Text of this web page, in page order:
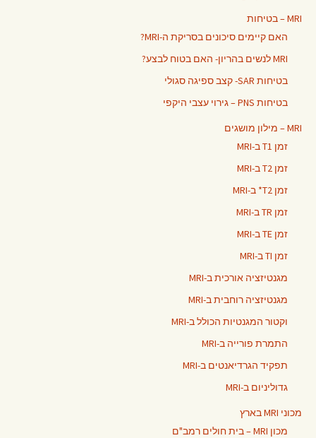
MRI – בטיחות
האם קיימים סיכונים בסריקת ה-MRI?
MRI לנשים בהריון- האם בטוח לבצע?
בטיחות SAR- קצב ספיגה סגולי
בטיחות PNS – גירוי עצבי היקפי
MRI – מילון מושגים
זמן T1 ב-MRI
זמן T2 ב-MRI
זמן T2* ב-MRI
זמן TR ב-MRI
זמן TE ב-MRI
זמן TI ב-MRI
מגנטיזציה אורכית ב-MRI
מגנטיזציה רוחבית ב-MRI
וקטור המגנטיות הכולל ב-MRI
התמרת פורייה ב-MRI
תפקיד הגרדיאנטים ב-MRI
גדוליניום ב-MRI
מכוני MRI בארץ
מכון MRI – בית חולים רמב"ם